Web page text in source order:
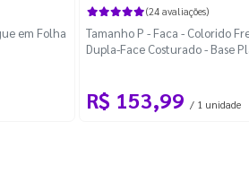
em Folha
(24 avaliações)
Tamanho P - Faca - Colorido
Dupla-Face Costurado - Base
R$ 153,99 / 1 unidade